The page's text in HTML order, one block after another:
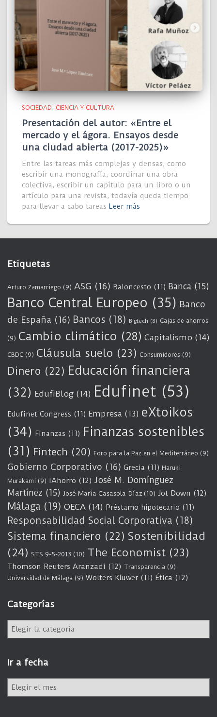
SOCIEDAD, CIENCIA Y CULTURA
Presentación del autor: «Entre el
mercado y el ágora. Ensayos desde
una ciudad abierta (2017-2025)»
Entre las tareas más complejas y densas, como
escribir una monografía, coordinar una obra
colectiva, escribir un capítulo para un libro o un
artículo para una revista, todavía queda tiempo
para llevar a cabo tareas Leer más
Etiquetas
Arturo Zamarriego (9) ASG (16) Baloncesto (11) Banca (15)
Banco Central Europeo (35) Banco
de España (16) Bancos (18) Bigtech (8) Cajas de ahorros
(9) Cambio climático (28) Capitalismo (14)
CBDC (9) Cláusula suelo (23) Consumidores (9)
Dinero (22) Educación financiera
(32) EdufiBlog (14) Edufinet (53)
Edufinet Congress (11) Empresa (13) eXtoikos
(34) Finanzas (11) Finanzas sostenibles
(31) Fintech (20) Foro para la Paz en el Mediterráneo (9)
Gobierno Corporativo (16) Grecia (11) Haruki
Murakami (9) iAhorro (12) José M. Domínguez
Martínez (15) José María Casasola Díaz (10) Jot Down (12)
Málaga (19) OECA (14) Préstamo hipotecario (11)
Responsabilidad Social Corporativa (18)
Sistema financiero (22) Sostenibilidad
(24) STS 9-5-2013 (10) The Economist (23)
Thomson Reuters Aranzadi (12) Transparencia (9)
Universidad de Málaga (9) Wolters Kluwer (11) Ética (12)
Categorías
e
g
o
í
Ir a fecha